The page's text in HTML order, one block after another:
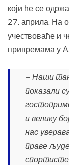
који ће се
27. априла. На
учествоваће и
припремама у
− Наши
показали
и велику
нас
праве
спортисте